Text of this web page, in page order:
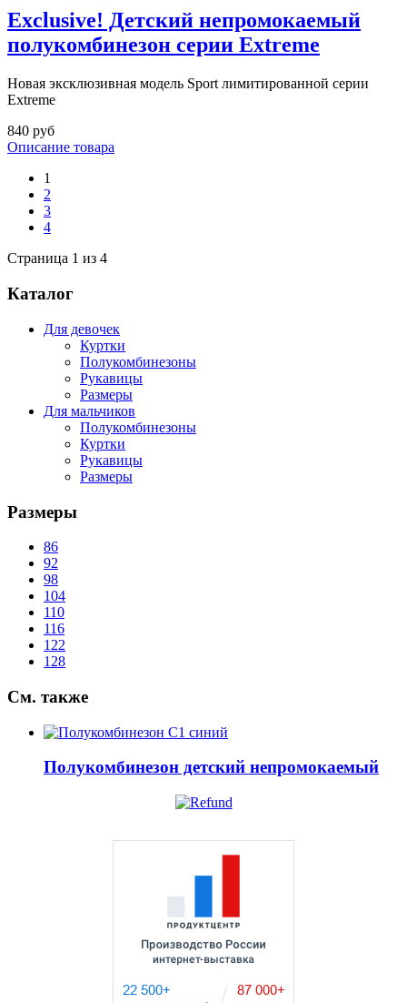
Exclusive! Детский непромокаемый
полукомбинезон серии Extreme
Новая эксклюзивная модель Sport лимитированной серии
Extreme
840 руб
Описание товара
1
2
3
4
Страница 1 из 4
Каталог
Для девочек
Куртки
Полукомбинезоны
Рукавицы
Размеры
Для мальчиков
Полукомбинезоны
Куртки
Рукавицы
Размеры
Размеры
86
92
98
104
110
116
122
128
См. также
Полукомбинезон детский непромокаемый